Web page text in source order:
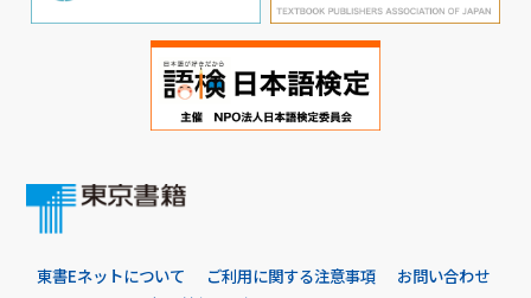
東書Eネットについて ご利用に関する注意事項
お問い合わせ